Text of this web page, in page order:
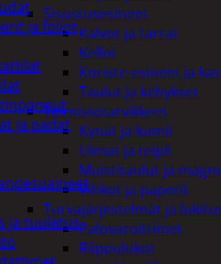
Sisustusesineet
Kalvot ja tarrat
Kellot
Koriste-esineet ja
Taulut ja kehykset
Toimistotarvikkeet
Kynät ja kumit
Liimat ja teipit
Muistitaulut ja
Vihkot ja paperit
Turvajärjestelmät ja
Palovaroittimet
Riippulukot
ja foliot
ja padat
ja tuuletus